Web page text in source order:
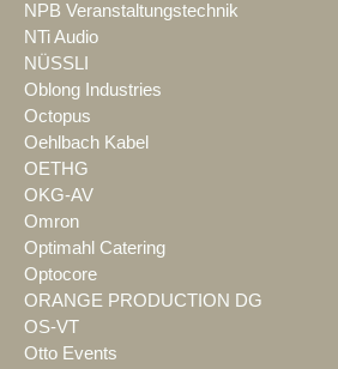
NPB Veranstaltungstechnik
NTi Audio
NÜSSLI
Oblong Industries
Octopus
Oehlbach Kabel
OETHG
OKG-AV
Omron
Optimahl Catering
Optocore
ORANGE PRODUCTION DG
OS-VT
Otto Events